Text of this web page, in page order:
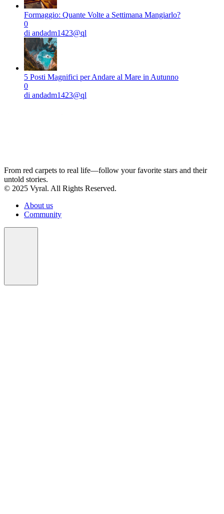
Formaggio: Quante Volte a Settimana Mangiarlo?
0
di andadm1423@ql
5 Posti Magnifici per Andare al Mare in Autunno
0
di andadm1423@ql
From red carpets to real life—follow your favorite stars and their
untold stories.
© 2025 Vyral. All Rights Reserved.
About us
Community